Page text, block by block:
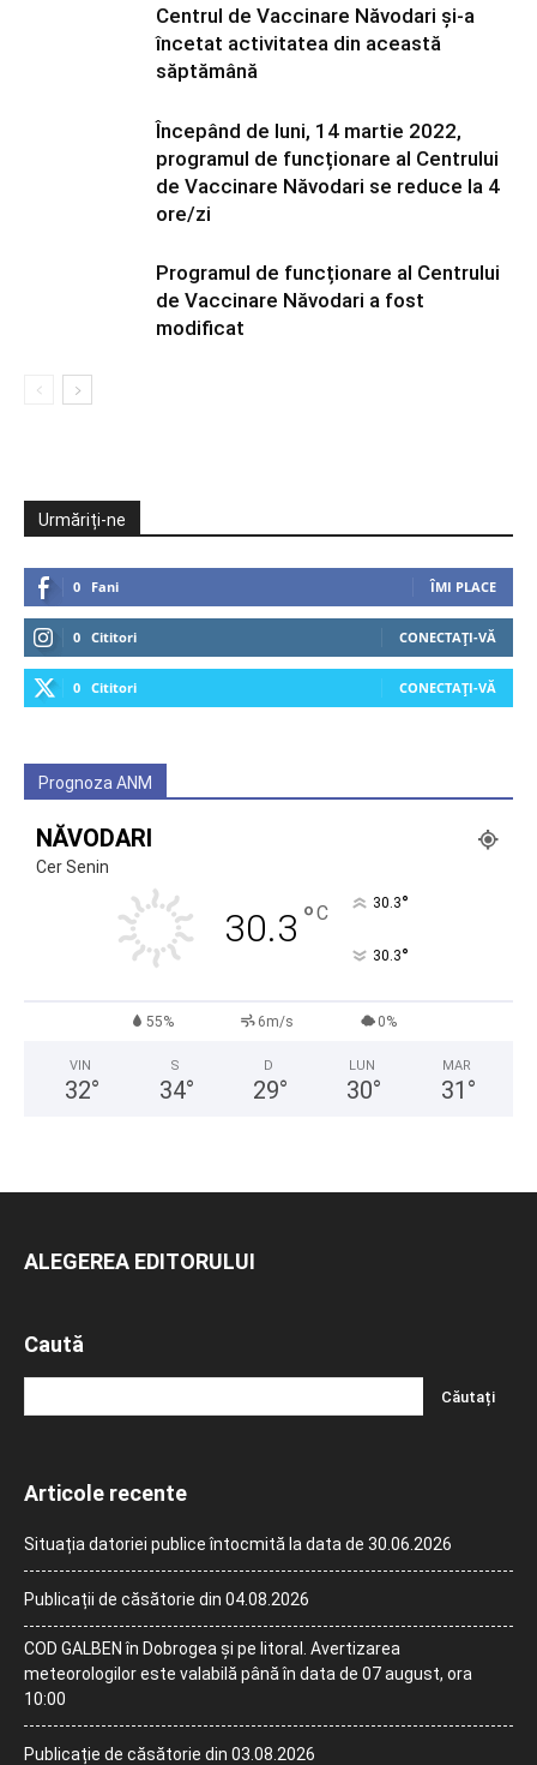
Centrul de Vaccinare Năvodari și-a
încetat activitatea din această
săptămână
Începând de luni, 14 martie 2022,
programul de funcționare al Centrului
de Vaccinare Năvodari se reduce la 4
ore/zi
Programul de funcționare al Centrului
de Vaccinare Năvodari a fost
modificat
Urmăriți-ne
0 Fani ÎMI PLACE
0 Cititori CONECTAȚI-VĂ
0 Cititori CONECTAȚI-VĂ
Prognoza ANM
NĂVODARI
Cer Senin
30.3 °C 30.3°
30.3°
55% 6m/s 0%
VIN
32°
S
34°
D
29°
LUN
30°
MAR
31 °
ALEGEREA EDITORULUI
Caută
Articole recente
Situația datoriei publice întocmită la data de 30.06.2026
Publicații de căsătorie din 04.08.2026
COD GALBEN în Dobrogea și pe litoral. Avertizarea
meteorologilor este valabilă până în data de 07 august, ora
10:00
Publicație de căsătorie din 03.08.2026